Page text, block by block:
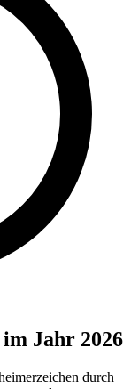
Jahr 2026
durch